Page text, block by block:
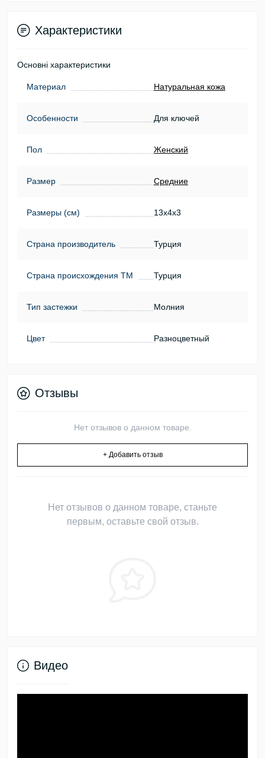
Характеристики
Основні характеристики
Материал Натуральная кожа
Особенности Для ключей
Пол Женский
Размер Средние
Размеры (см) 13х4х3
Страна производитель Турция
Страна происхождения ТМ Турция
Тип застежки Молния
Цвет Разноцветный
Отзывы
Нет отзывов о данном товаре.
+ Добавить отзыв
Нет отзывов о данном товаре, станьте
первым, оставьте свой отзыв.
Видео